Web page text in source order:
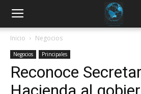
Inicio Negocios
Negocios Principales
Reconoce